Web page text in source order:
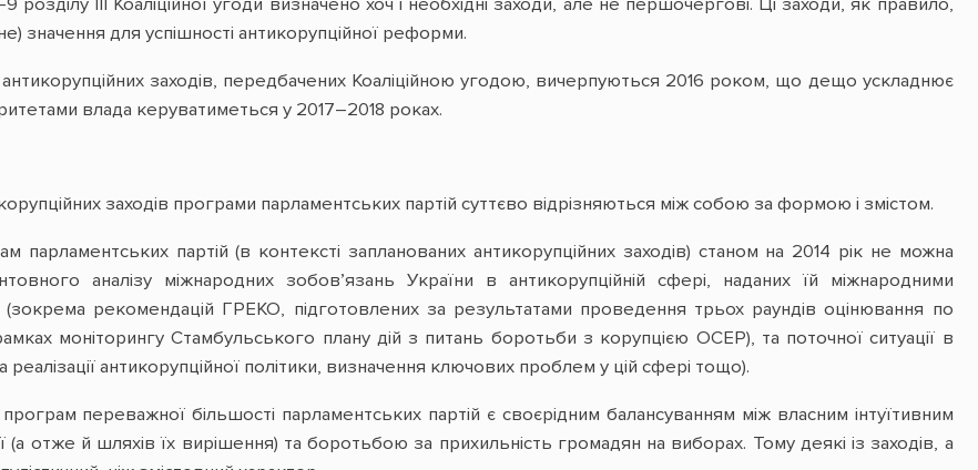
значення для успішності антикорупційної реформи.
антикорупційних заходів, передбачених Коаліційною угодою, вичерпуються 2016 роком, що дещо ускладнює
влада керуватиметься у 2017–2018 роках.
заходів програми парламентських партій суттєво відрізняються між собою за формою і змістом.
партій (в контексті запланованих антикорупційних заходів) станом на 2014 рік не можна
аналізу міжнародних зобов’язань України в антикорупційній сфері, наданих їй міжнародними
(зокрема рекомендацій ГРЕКО, підготовлених за результатами проведення трьох раундів оцінювання по
моніторингу Стамбульського плану дій з питань боротьби з корупцією ОСЕР), та поточної ситуації в
реалізації антикорупційної політики, визначення ключових проблем у цій сфері тощо).
переважної більшості парламентських партій є своєрідним балансуванням між власним інтуїтивним
отже й шляхів їх вирішення) та боротьбою за прихильність громадян на виборах. Тому деякі із заходів, а